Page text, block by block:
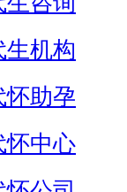
生机构
怀助孕
怀中心